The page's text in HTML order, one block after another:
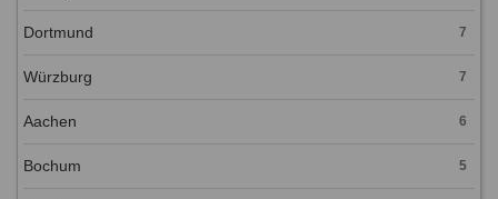
Dortmund 7
Würzburg 7
Aachen 6
Bochum 5